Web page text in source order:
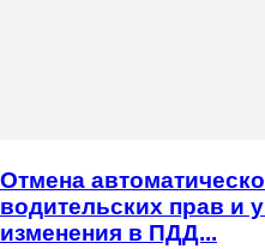
Отмена
водительских прав и
изменения в ПДД...